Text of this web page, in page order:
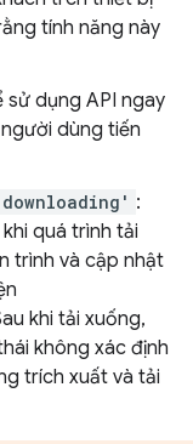
tính năng này
sử dụng API ngay
dùng tiến
:
quá trình tải
trình và cập nhật
khi tải xuống,
không xác định
trích xuất và tải